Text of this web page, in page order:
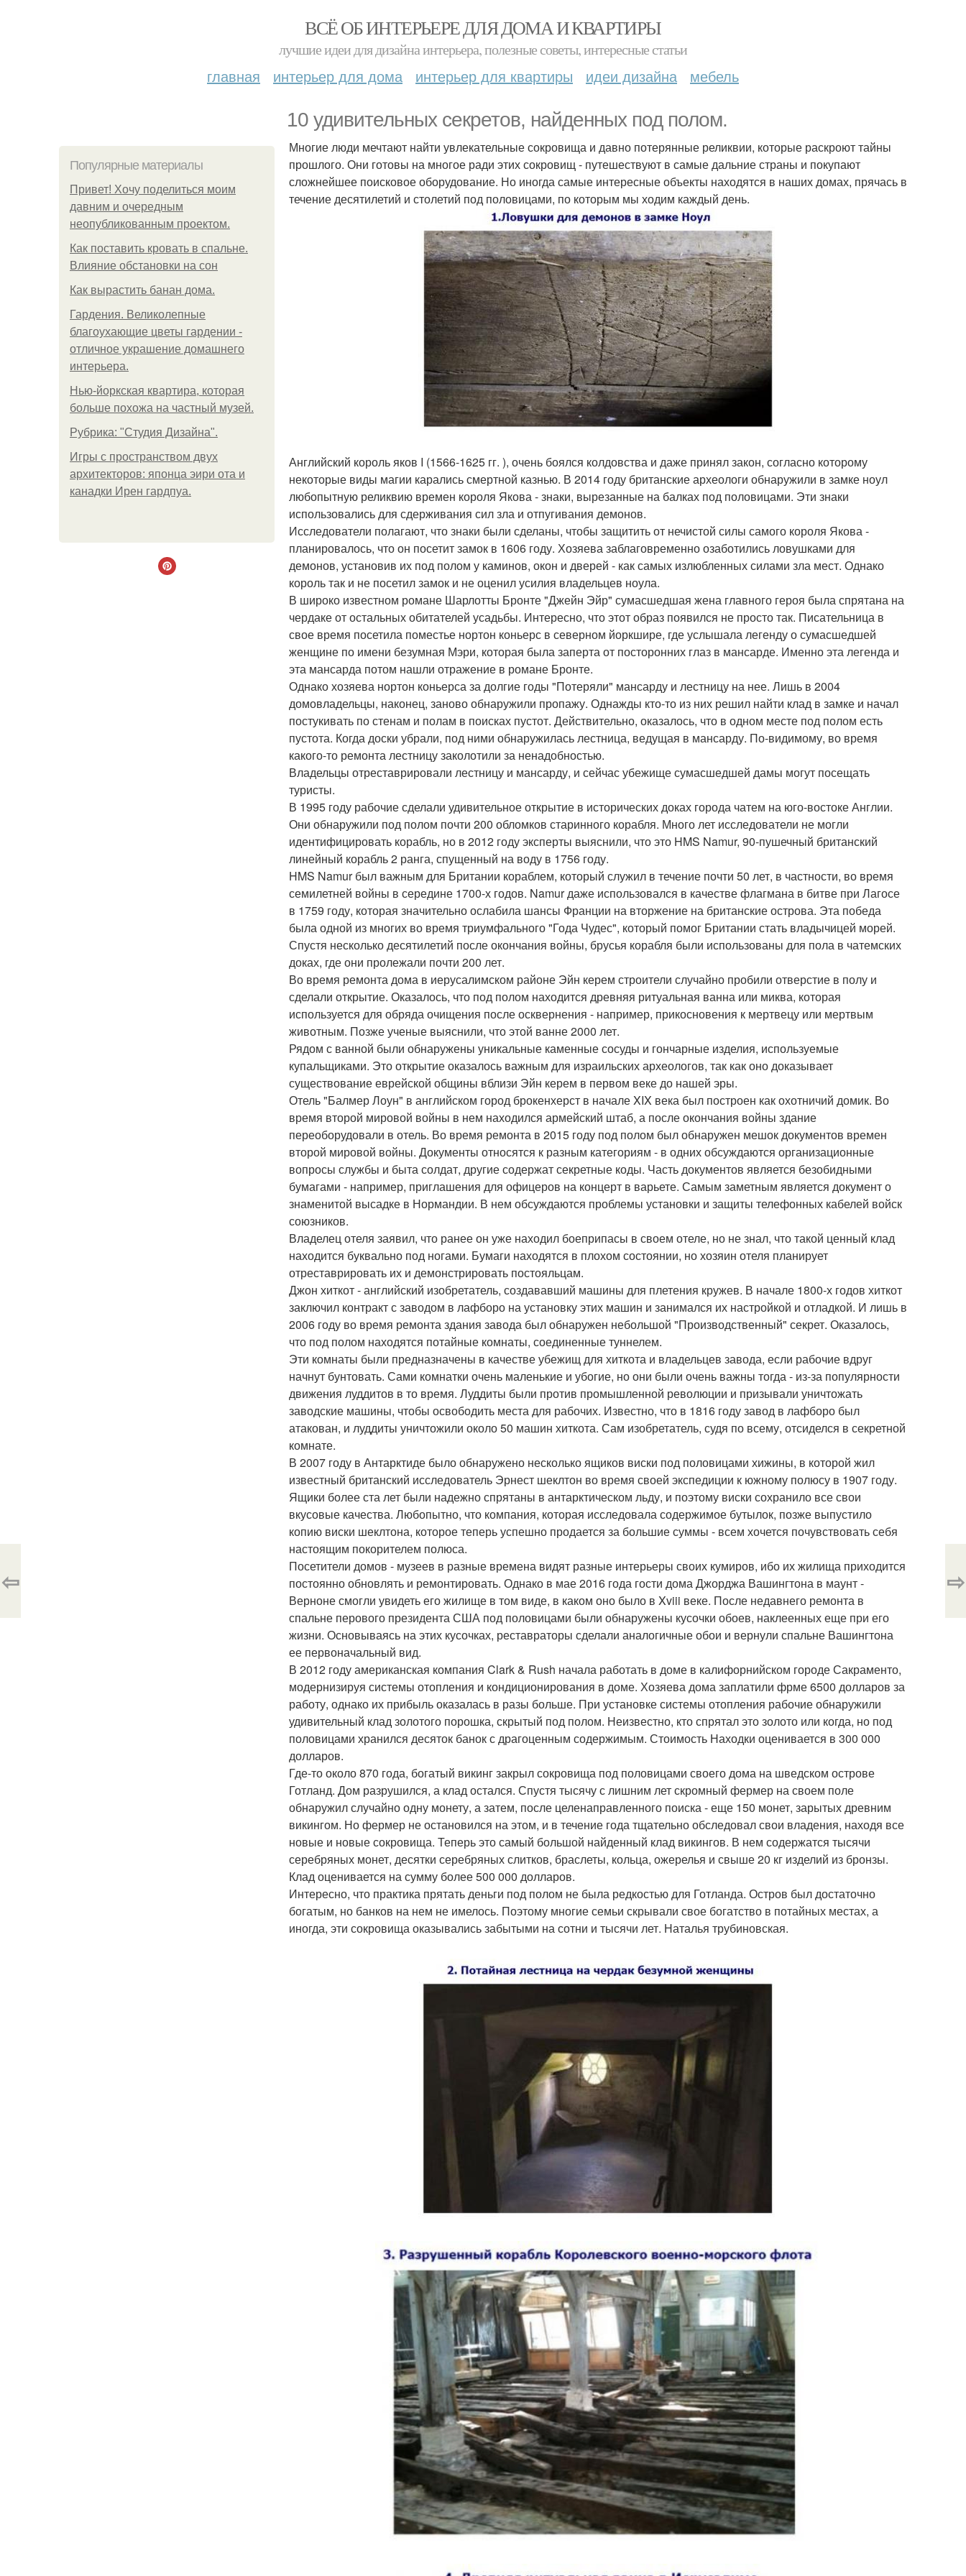
ВСЁ ОБ ИНТЕРЬЕРЕ ДЛЯ ДОМА И КВАРТИРЫ
лучшие идеи для дизайна интерьера, полезные советы, интересные статьи
главная интерьер для дома интерьер для квартиры идеи дизайна мебель
10 удивительных секретов, найденных под полом.
Популярные материалы
Привет! Хочу поделиться моим
давним и очередным
неопубликованным проектом.
Как поставить кровать в спальне.
Влияние обстановки на сон
Как вырастить банан дома.
Гардения. Великолепные
благоухающие цветы гардении -
отличное украшение домашнего
интерьера.
Нью-йоркская квартира, которая
больше похожа на частный музей.
Рубрика: "Студия Дизайна".
Игры с пространством двух
архитекторов: японца эири ота и
канадки Ирен гардпуа.
Многие люди мечтают найти увлекательные сокровища и давно потерянные реликвии, которые раскроют тайны
прошлого. Они готовы на многое ради этих сокровищ - путешествуют в самые дальние страны и покупают
сложнейшее поисковое оборудование. Но иногда самые интересные объекты находятся в наших домах, прячась в
течение десятилетий и столетий под половицами, по которым мы ходим каждый день.
Английский король яков I (1566-1625 гг. ), очень боялся колдовства и даже принял закон, согласно которому
некоторые виды магии карались смертной казнью. В 2014 году британские археологи обнаружили в замке ноул
любопытную реликвию времен короля Якова - знаки, вырезанные на балках под половицами. Эти знаки
использовались для сдерживания сил зла и отпугивания демонов.
Исследователи полагают, что знаки были сделаны, чтобы защитить от нечистой силы самого короля Якова -
планировалось, что он посетит замок в 1606 году. Хозяева заблаговременно озаботились ловушками для
демонов, установив их под полом у каминов, окон и дверей - как самых излюбленных силами зла мест. Однако
король так и не посетил замок и не оценил усилия владельцев ноула.
В широко известном романе Шарлотты Бронте "Джейн Эйр" сумасшедшая жена главного героя была спрятана на
чердаке от остальных обитателей усадьбы. Интересно, что этот образ появился не просто так. Писательница в
свое время посетила поместье нортон коньерс в северном йоркшире, где услышала легенду о сумасшедшей
женщине по имени безумная Мэри, которая была заперта от посторонних глаз в мансарде. Именно эта легенда и
эта мансарда потом нашли отражение в романе Бронте.
Однако хозяева нортон коньерса за долгие годы "Потеряли" мансарду и лестницу на нее. Лишь в 2004
домовладельцы, наконец, заново обнаружили пропажу. Однажды кто-то из них решил найти клад в замке и начал
постукивать по стенам и полам в поисках пустот. Действительно, оказалось, что в одном месте под полом есть
пустота. Когда доски убрали, под ними обнаружилась лестница, ведущая в мансарду. По-видимому, во время
какого-то ремонта лестницу заколотили за ненадобностью.
Владельцы отреставрировали лестницу и мансарду, и сейчас убежище сумасшедшей дамы могут посещать
туристы.
В 1995 году рабочие сделали удивительное открытие в исторических доках города чатем на юго-востоке Англии.
Они обнаружили под полом почти 200 обломков старинного корабля. Много лет исследователи не могли
идентифицировать корабль, но в 2012 году эксперты выяснили, что это HMS Namur, 90-пушечный британский
линейный корабль 2 ранга, спущенный на воду в 1756 году.
HMS Namur был важным для Британии кораблем, который служил в течение почти 50 лет, в частности, во время
семилетней войны в середине 1700-х годов. Namur даже использовался в качестве флагмана в битве при Лагосе
в 1759 году, которая значительно ослабила шансы Франции на вторжение на британские острова. Эта победа
была одной из многих во время триумфального "Года Чудес", который помог Британии стать владычицей морей.
Спустя несколько десятилетий после окончания войны, брусья корабля были использованы для пола в чатемских
доках, где они пролежали почти 200 лет.
Во время ремонта дома в иерусалимском районе Эйн керем строители случайно пробили отверстие в полу и
сделали открытие. Оказалось, что под полом находится древняя ритуальная ванна или миква, которая
используется для обряда очищения после осквернения - например, прикосновения к мертвецу или мертвым
животным. Позже ученые выяснили, что этой ванне 2000 лет.
Рядом с ванной были обнаружены уникальные каменные сосуды и гончарные изделия, используемые
купальщиками. Это открытие оказалось важным для израильских археологов, так как оно доказывает
существование еврейской общины вблизи Эйн керем в первом веке до нашей эры.
Отель "Балмер Лоун" в английском город брокенхерст в начале XIX века был построен как охотничий домик. Во
время второй мировой войны в нем находился армейский штаб, а после окончания войны здание
переоборудовали в отель. Во время ремонта в 2015 году под полом был обнаружен мешок документов времен
второй мировой войны. Документы относятся к разным категориям - в одних обсуждаются организационные
вопросы службы и быта солдат, другие содержат секретные коды. Часть документов является безобидными
бумагами - например, приглашения для офицеров на концерт в варьете. Самым заметным является документ о
знаменитой высадке в Нормандии. В нем обсуждаются проблемы установки и защиты телефонных кабелей войск
союзников.
Владелец отеля заявил, что ранее он уже находил боеприпасы в своем отеле, но не знал, что такой ценный клад
находится буквально под ногами. Бумаги находятся в плохом состоянии, но хозяин отеля планирует
отреставрировать их и демонстрировать постояльцам.
Джон хиткот - английский изобретатель, создававший машины для плетения кружев. В начале 1800-х годов хиткот
заключил контракт с заводом в лафборо на установку этих машин и занимался их настройкой и отладкой. И лишь в
2006 году во время ремонта здания завода был обнаружен небольшой "Производственный" секрет. Оказалось,
что под полом находятся потайные комнаты, соединенные туннелем.
Эти комнаты были предназначены в качестве убежищ для хиткота и владельцев завода, если рабочие вдруг
начнут бунтовать. Сами комнатки очень маленькие и убогие, но они были очень важны тогда - из-за популярности
движения луддитов в то время. Луддиты были против промышленной революции и призывали уничтожать
заводские машины, чтобы освободить места для рабочих. Известно, что в 1816 году завод в лафборо был
атакован, и луддиты уничтожили около 50 машин хиткота. Сам изобретатель, судя по всему, отсиделся в секретной
комнате.
В 2007 году в Антарктиде было обнаружено несколько ящиков виски под половицами хижины, в которой жил
известный британский исследователь Эрнест шеклтон во время своей экспедиции к южному полюсу в 1907 году.
Ящики более ста лет были надежно спрятаны в антарктическом льду, и поэтому виски сохранило все свои
вкусовые качества. Любопытно, что компания, которая исследовала содержимое бутылок, позже выпустило
копию виски шеклтона, которое теперь успешно продается за большие суммы - всем хочется почувствовать себя
настоящим покорителем полюса.
Посетители домов - музеев в разные времена видят разные интерьеры своих кумиров, ибо их жилища приходится
постоянно обновлять и ремонтировать. Однако в мае 2016 года гости дома Джорджа Вашингтона в маунт -
Верноне смогли увидеть его жилище в том виде, в каком оно было в Xviii веке. После недавнего ремонта в
спальне перового президента США под половицами были обнаружены кусочки обоев, наклеенных еще при его
жизни. Основываясь на этих кусочках, реставраторы сделали аналогичные обои и вернули спальне Вашингтона
ее первоначальный вид.
В 2012 году американская компания Clark & Rush начала работать в доме в калифорнийском городе Сакраменто,
модернизируя системы отопления и кондиционирования в доме. Хозяева дома заплатили фрме 6500 долларов за
работу, однако их прибыль оказалась в разы больше. При установке системы отопления рабочие обнаружили
удивительный клад золотого порошка, скрытый под полом. Неизвестно, кто спрятал это золото или когда, но под
половицами хранился десяток банок с драгоценным содержимым. Стоимость Находки оценивается в 300 000
долларов.
Где-то около 870 года, богатый викинг закрыл сокровища под половицами своего дома на шведском острове
Готланд. Дом разрушился, а клад остался. Спустя тысячу с лишним лет скромный фермер на своем поле
обнаружил случайно одну монету, а затем, после целенаправленного поиска - еще 150 монет, зарытых древним
викингом. Но фермер не остановился на этом, и в течение года тщательно обследовал свои владения, находя все
новые и новые сокровища. Теперь это самый большой найденный клад викингов. В нем содержатся тысячи
серебряных монет, десятки серебряных слитков, браслеты, кольца, ожерелья и свыше 20 кг изделий из бронзы.
Клад оценивается на сумму более 500 000 долларов.
Интересно, что практика прятать деньги под полом не была редкостью для Готланда. Остров был достаточно
богатым, но банков на нем не имелось. Поэтому многие семьи скрывали свое богатство в потайных местах, а
иногда, эти сокровища оказывались забытыми на сотни и тысячи лет. Наталья трубиновская.
⇦ ⇨